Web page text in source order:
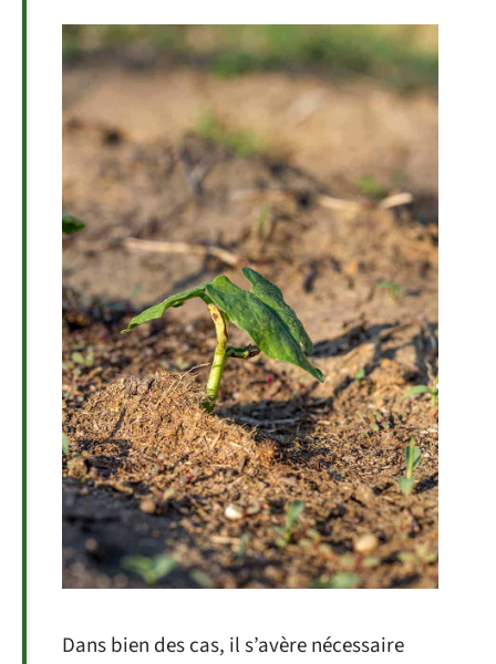
Dans bien des cas, il s’avère nécessaire